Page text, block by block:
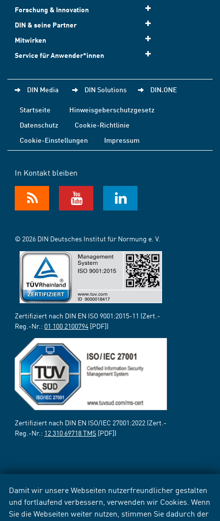
Damit wir unsere Webseiten nutzerfreundlicher gestalten
und fortlaufend verbessern, verwenden wir Cookies. Wenn
Sie die Webseiten weiter nutzen, stimmen Sie dadurch der
Forschung & Innovation
DIN & seine Partner
Mitwirken
Service für Anwender*innen
DIN Media DIN Solutions DIN.ONE
Startseite
Hinweisgeberschutzgesetz
Datenschutz
Cookie-Richtlinie
Cookie-Einstellungen
Impressum
In Kontakt bleiben
© 2026 DIN Deutsches Institut für Normung e. V.
Zertifiziert nach DIN EN ISO 9001:2015-11 (Zert.-
Reg.-Nr.: 01 100 2100794 [PDF])
Zertifiziert nach DIN EN ISO/IEC 27001:2022 (Zert.-
Reg.-Nr.: 12 310 69718 TMS [PDF])